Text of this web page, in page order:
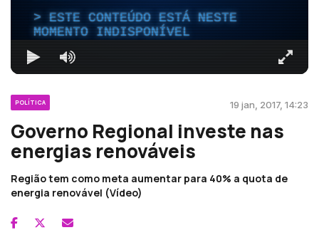
ESTE CONTEÚDO ESTÁ NESTE
MOMENTO INDISPONÍVEL
POLÍTICA 19 jan, 2017, 14:23
Governo Regional investe nas
energias renováveis
Região tem como meta aumentar para 40% a quota de
energia renovável (Vídeo)